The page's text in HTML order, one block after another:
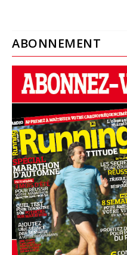
ABONNEMENT